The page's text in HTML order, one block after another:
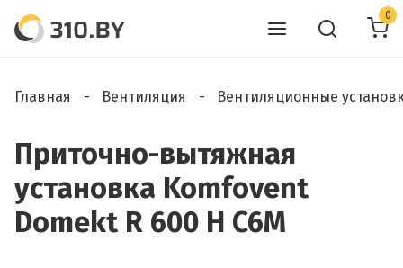
0
Главная Вентиляция Вентиляционные
Приточно-вытяжная
установка Komfovent
Domekt R 600 H C6M